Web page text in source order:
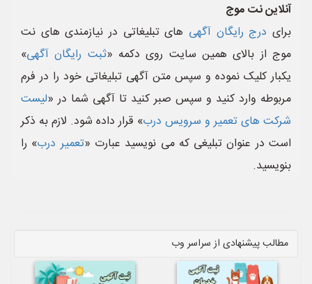
آنلاین نت موج
برای درج رایگان آگهی های تبلیغاتی در نیازمندی های نت
موج از بالای همین سایت روی دکمه «ثبت رایگان آگهی»
یکبار کلیک نموده و سپس متن آگهی تبلیغاتی خود را در فرم
مربوطه وارد کنید و سپس صبر کنید تا آگهی شما در «لیست
شرکت های تعمیر و سرویس درب» قرار داده شود. لازم به ذکر
است در عنوان تبلیغی که می نویسید عبارت «تعمیر درب» را
بنویسید.
مطالب پیشنهادی از سراسر وب